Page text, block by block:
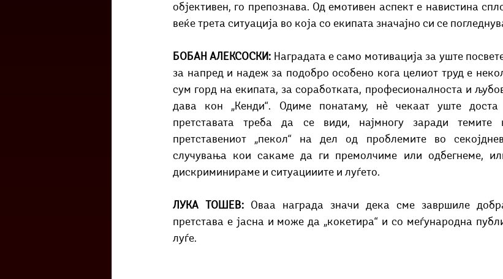
објективен, го препознава. Од емотивен аспект е навистина
веќе трета ситуација во која со екипата значајно си се
БОБАН АЛЕКСОСКИ: Наградата е само мотивација за уште
за напред и надеж за подобро особено кога целиот труд е
сум горд на екипата, за соработката, професионалноста и
дава кон „Кенди“. Одиме понатаму, нѐ чекаат уште
претставата треба да се види, најмногу заради
претставениот „пекол“ на дел од проблемите во
случувања кои сакаме да ги премолчиме или одбегнеме,
дискриминираме и ситуацииите и луѓето.
ЛУКА ТОШЕВ: Оваа награда значи дека сме завршиле
претстава е јасна и може да „кокетира“ и со меѓународна
луѓе.